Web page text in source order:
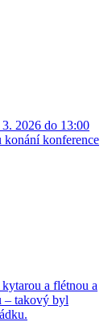
2026 do 13:00
konání konference
a flétnou a
– takový byl